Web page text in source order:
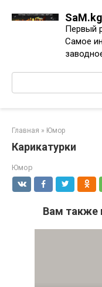
SaM.kg
Первый
Самое
Поиск:
Главная » Юмор
Карикатурки
Юмор
Вам также